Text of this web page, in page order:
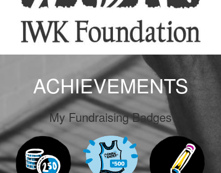
ACHIEVEMENTS
My Fundraising Badges